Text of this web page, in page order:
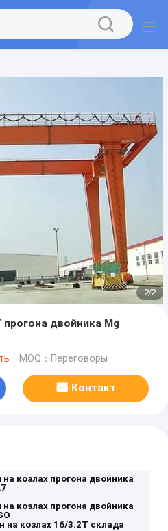
{cookie_flags:
2/2
прогона двойника Mg
MOQ：Переговоры
Контакт
на козлах прогона двойника
на козлах прогона двойника
на козлах 16/3.2T склада